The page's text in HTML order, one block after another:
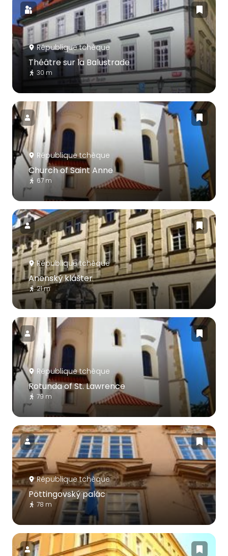
République tchèque
Théâtre sur la Balustrade
30 m
République tchèque
Church of Saint Anne
67 m
République tchèque
Anenský klášter
21 m
République tchèque
Rotunda of St. Lawrence
79 m
République tchèque
Pöttingovský palác
78 m